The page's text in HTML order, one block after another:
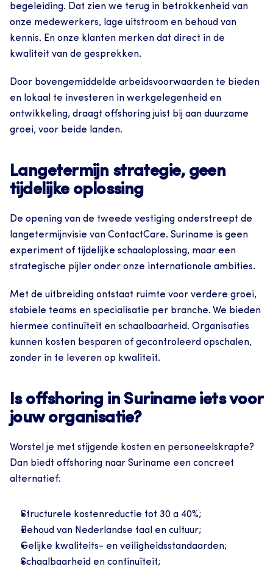
begeleiding. Dat zien we terug in betrokkenheid van
onze medewerkers, lage uitstroom en behoud van
kennis. En onze klanten merken dat direct in de
kwaliteit van de gesprekken.
Door bovengemiddelde arbeidsvoorwaarden te bieden
en lokaal te investeren in werkgelegenheid en
ontwikkeling, draagt offshoring juist bij aan duurzame
groei, voor beide landen.
Langetermijn strategie, geen
tijdelijke oplossing
De opening van de tweede vestiging onderstreept de
langetermijnvisie van ContactCare. Suriname is geen
experiment of tijdelijke schaaloplossing, maar een
strategische pijler onder onze internationale ambities.
Met de uitbreiding ontstaat ruimte voor verdere groei,
stabiele teams en specialisatie per branche. We bieden
hiermee continuïteit en schaalbaarheid. Organisaties
kunnen kosten besparen of gecontroleerd opschalen,
zonder in te leveren op kwaliteit.
Is offshoring in Suriname iets voor
jouw organisatie?
Worstel je met stijgende kosten en personeelskrapte?
Dan biedt offshoring naar Suriname een concreet
alternatief:
Structurele kostenreductie tot 30 a 40%;
Behoud van Nederlandse taal en cultuur;
Gelijke kwaliteits- en veiligheidsstandaarden;
Schaalbaarheid en continuïteit;